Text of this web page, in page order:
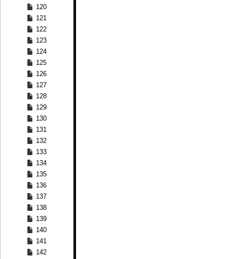
120
121
122
123
124
125
126
127
128
129
130
131
132
133
134
135
136
137
138
139
140
141
142